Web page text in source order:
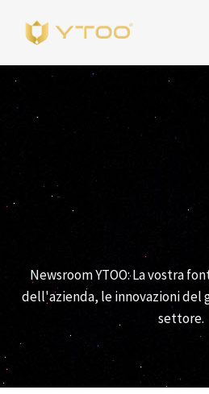
Newsroom YTOO: La vostra
dell'azienda, le innovazioni del
settore.